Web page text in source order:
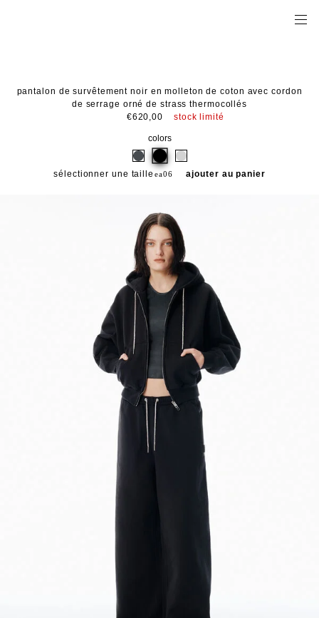
pantalon de survêtement noir en molleton de coton avec cordon
de serrage orné de strass thermocollés
€620,00
stock limité
colors
sélectionner une taille ajouter au panier